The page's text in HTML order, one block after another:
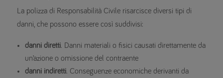
La polizza di Responsabilità Civile risarcisce diversi tipi di
danni, che possono essere così suddivisi:
danni diretti. Danni materiali o fisici causati direttamente da
un’azione o omissione del contraente
danni indiretti. Conseguenze economiche derivanti da